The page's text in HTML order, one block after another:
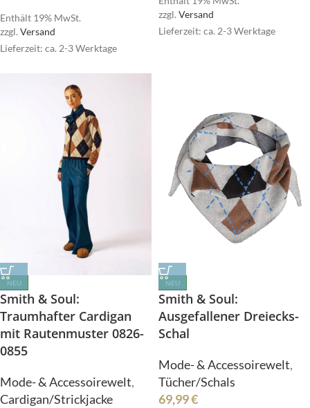
Enthält 19% MwSt.
zzgl. Versand
Lieferzeit: ca. 2-3 Werktage
zzgl. Versand
Lieferzeit: ca. 2-3 Werktage
NEU
Smith & Soul:
Traumhafter Cardigan
mit Rautenmuster 0826-
0855
Mode- & Accessoirewelt,
Cardigan/Strickjacke
NEU
Smith & Soul:
Ausgefallener Dreiecks-
Schal
Mode- & Accessoirewelt,
Tücher/Schals
69,99€